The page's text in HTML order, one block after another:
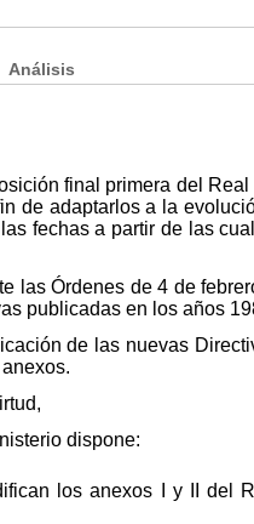
final primera del
de adaptarlos a la
fechas a partir de las
las Órdenes de 4 de
publicadas en los años
de las nuevas
dispone:
los anexos I y II del
Análisis